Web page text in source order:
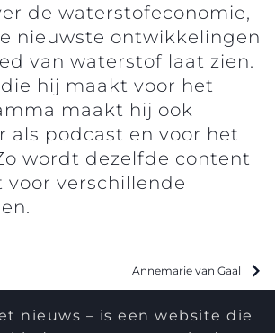
de waterstofeconomie,
nieuwste ontwikkelingen
van waterstof laat zien.
hij maakt voor het
maakt hij ook
als podcast en voor het
wordt dezelfde content
verschillende
Annemarie van Gaal
nieuws – is een website die